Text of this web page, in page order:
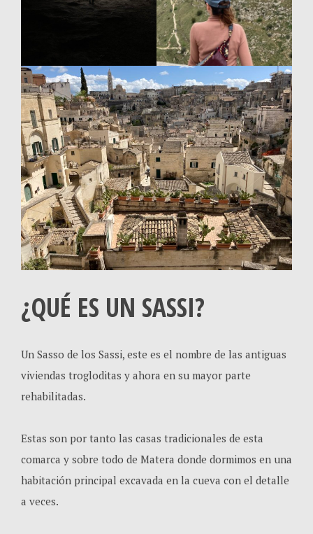
¿QUÉ ES UN SASSI?
Un Sasso de los Sassi, este es el nombre de las antiguas
viviendas trogloditas y ahora en su mayor parte
rehabilitadas.
Estas son por tanto las casas tradicionales de esta
comarca y sobre todo de Matera donde dormimos en una
habitación principal excavada en la cueva con el detalle
a veces.